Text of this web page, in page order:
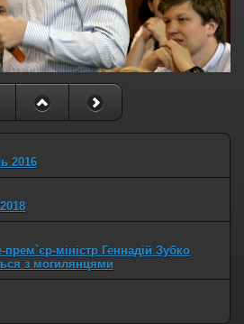
2016
прем`єр-міністр Геннадій Зубко
з могилянцями